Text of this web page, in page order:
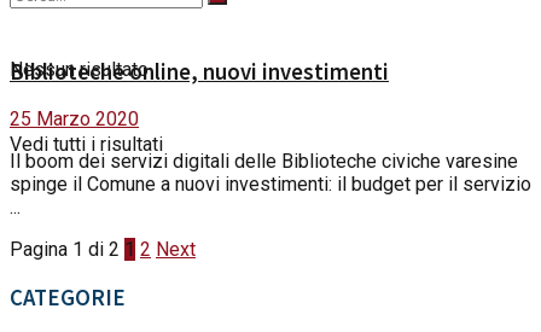
Nessun risultato
Vedi tutti i risultati
Biblioteche online, nuovi investimenti
25 Marzo 2020
Il boom dei servizi digitali delle Biblioteche civiche varesine
spinge il Comune a nuovi investimenti: il budget per il servizio
...
Pagina 1 di 2 1 2 Next
CATEGORIE